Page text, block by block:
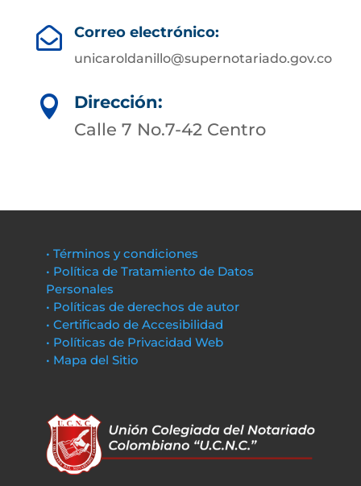
 Correo electrónico:
unicaroldanillo@supernotariado.gov.co

Dirección:
Calle 7 No.7-42 Centro
• Términos y condiciones
• Política de Tratamiento de Datos
Personales
• Políticas de derechos de autor
• Certificado de Accesibilidad
• Políticas de Privacidad Web
• Mapa del Sitio